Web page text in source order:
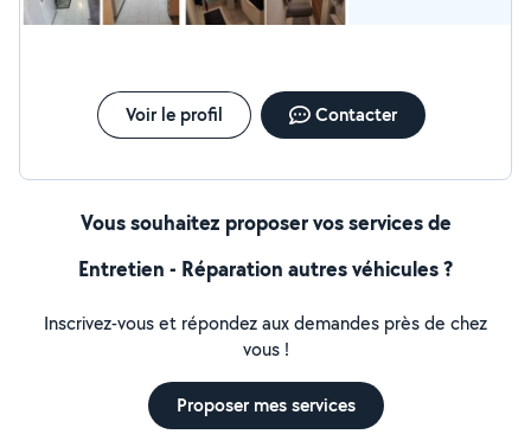
Voir le profil Contacter
Vous souhaitez proposer vos services de
Entretien - Réparation autres véhicules ?
Inscrivez-vous et répondez aux demandes près de chez
vous !
Proposer mes services